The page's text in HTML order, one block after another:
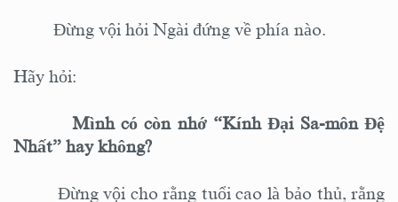
Đừng vội hỏi Ngài đứng về phía nào.
Hãy hỏi:
Mình có còn nhớ “Kính Đại Sa-môn Đệ
Nhất” hay không?
Đừng vội cho rằng tuổi cao là bảo thủ, rằng